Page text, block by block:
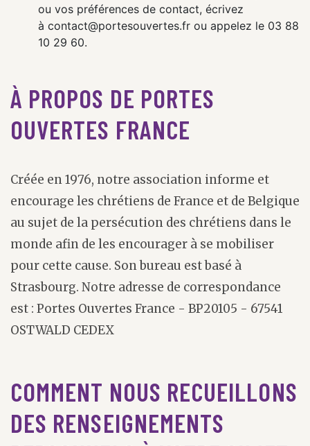
ou vos préférences de contact, écrivez
à contact@portesouvertes.fr ou appelez le 03 88
10 29 60.
À PROPOS DE PORTES
OUVERTES FRANCE
Créée en 1976, notre association informe et
encourage les chrétiens de France et de Belgique
au sujet de la persécution des chrétiens dans le
monde afin de les encourager à se mobiliser
pour cette cause. Son bureau est basé à
Strasbourg. Notre adresse de correspondance
est : Portes Ouvertes France - BP20105 - 67541
OSTWALD CEDEX
COMMENT NOUS RECUEILLONS
DES RENSEIGNEMENTS